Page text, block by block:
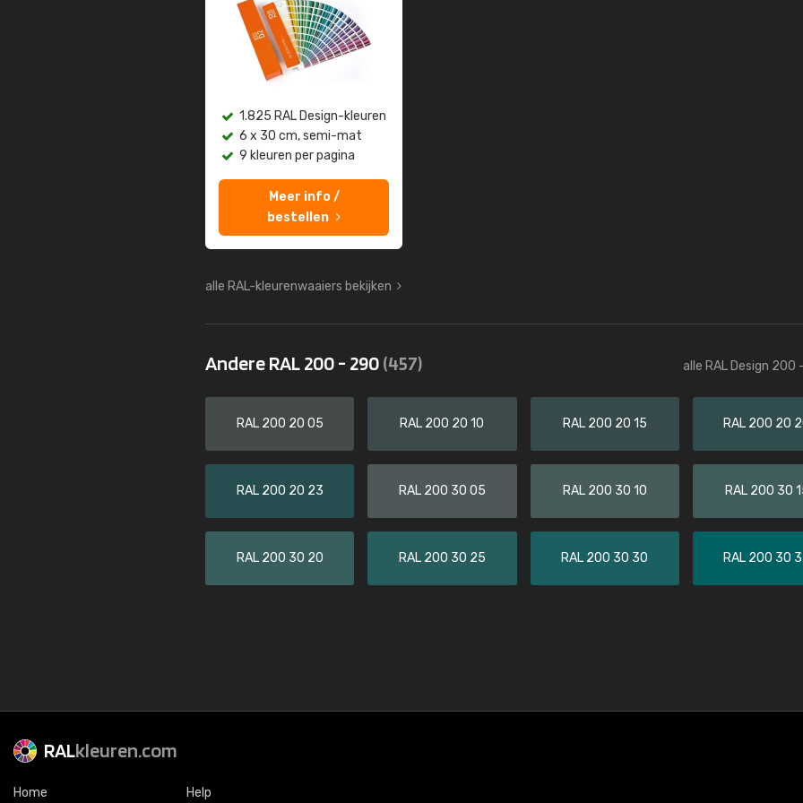
1.825 RAL Design-kleuren
6 x 30 cm, semi-mat
9 kleuren per pagina
Meer info /
bestellen
alle RAL-kleurenwaaiers bekijken
Andere RAL 200 - 290(457) alle RAL Design 200
RAL 200 20 05 RAL 200 20 10 RAL 200 20 15 RAL 200 20
RAL 200 20 23 RAL 200 30 05 RAL 200 30 10 RAL 200 30
RAL 200 30 20 RAL 200 30 25 RAL 200 30 30 RAL 200 30
RALkleuren.com
Home Help